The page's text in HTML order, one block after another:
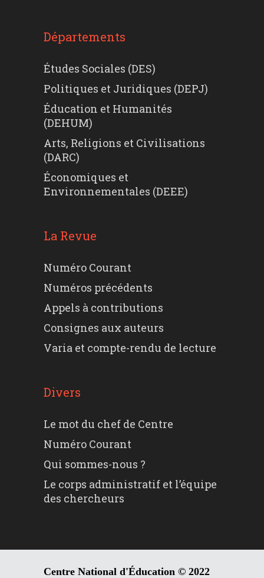
Départements
Études Sociales (DES)
Politiques et Juridiques (DEPJ)
Éducation et Humanités
(DEHUM)
Arts, Religions et Civilisations
(DARC)
Économiques et
Environnementales (DEEE)
La Revue
Numéro Courant
Numéros précédents
Appels à contributions
Consignes aux auteurs
Varia et compte-rendu de lecture
Divers
Le mot du chef de Centre
Numéro Courant
Qui sommes-nous ?
Le corps administratif et l’équipe
des chercheurs
Centre National d'Éducation © 2022